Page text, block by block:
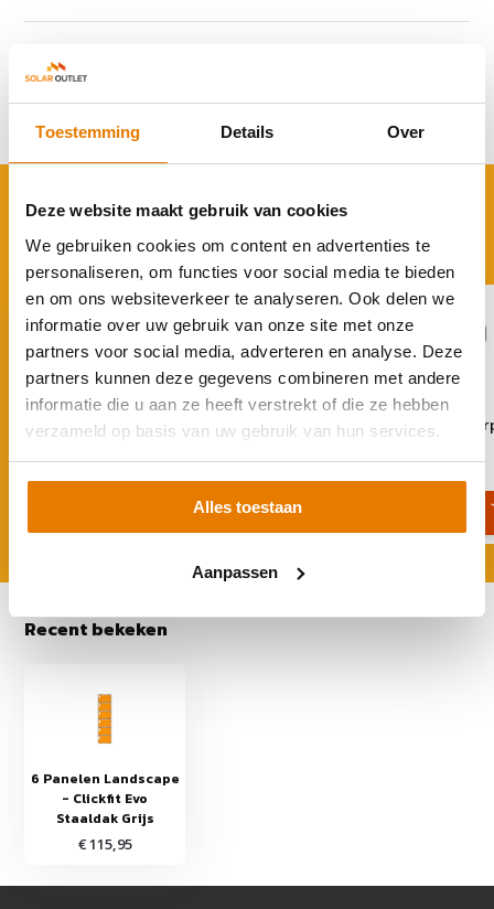
Toestemming Details Over
Deze website maakt gebruik van cookies
We gebruiken cookies om content en advertenties te
personaliseren, om functies voor social media te bieden
en om ons websiteverkeer te analyseren. Ook delen we
informatie over uw gebruik van onze site met onze
partners voor social media, adverteren en analyse. Deze
partners kunnen deze gegevens combineren met andere
informatie die u aan ze heeft verstrekt of die ze hebben
verzameld op basis van uw gebruik van hun services.
Alles toestaan
Aanpassen
ACCESSOIRES
Rond je aankoop af
Clickfit Evo Kabelclip - ook voor
Optimizers
€ 1,95
Clickfit Evo EPDM
Golvend dak
€ 2,95
Recent bekeken
6 Panelen Landscape
- Clickfit Evo
Staaldak Grijs
€ 115,95